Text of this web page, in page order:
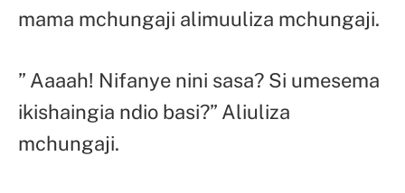
mama mchungaji alimuuliza mchungaji.
” Aaaah! Nifanye nini sasa? Si umesema
ikishaingia ndio basi?” Aliuliza
mchungaji.